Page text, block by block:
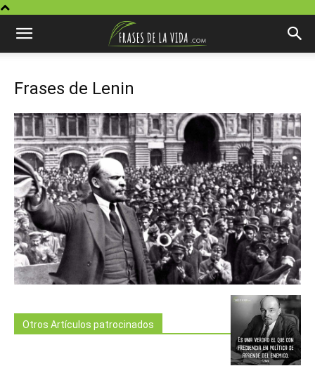
Frases de Lenin
Otros Artículos patrocinados